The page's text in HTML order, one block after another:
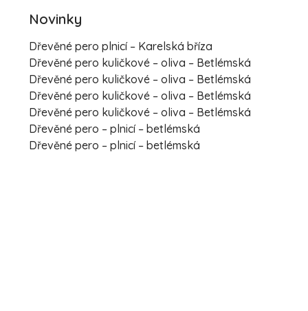
Novinky
Dřevěné pero plnicí – Karelská bříza
Dřevěné pero kuličkové – oliva – Betlémská
Dřevěné pero kuličkové – oliva – Betlémská
Dřevěné pero kuličkové – oliva – Betlémská
Dřevěné pero kuličkové – oliva – Betlémská
Dřevěné pero – plnicí – betlémská
Dřevěné pero – plnicí – betlémská